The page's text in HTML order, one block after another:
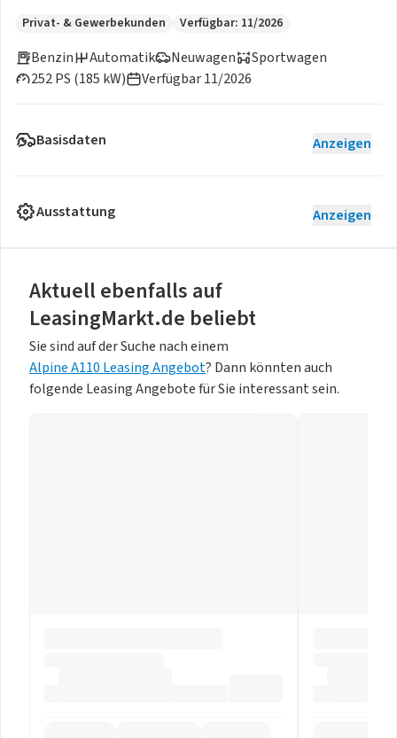
Privat- & Gewerbekunden Verfügbar: 11/2026
Benzin
Neuwagen
252 PS (185 kW)
Automatik
Sportwagen
Verfügbar 11/2026
Basisdaten Anzeigen
Ausstattung Anzeigen
Aktuell ebenfalls auf
LeasingMarkt.de beliebt
Sie sind auf der Suche nach einem
Alpine A110 Leasing Angebot? Dann könnten auch
folgende Leasing Angebote für Sie interessant sein.